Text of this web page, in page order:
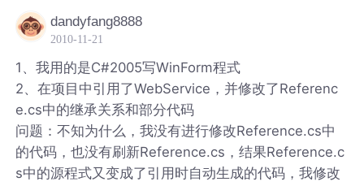
dandyfang8888
2010-11-21
1、我用的是C#2005写WinForm程式
2、在项目中引用了WebService，并修改了Referenc
e.cs中的继承关系和部分代码
问题：不知为什么，我没有进行修改Reference.cs中
的代码，也没有刷新Reference.cs，结果Reference.c
s中的源程式又变成了引用时自动生成的代码，我修改